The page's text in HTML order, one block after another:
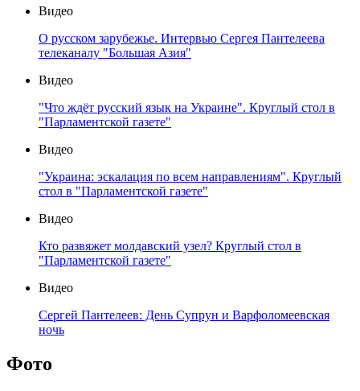
Видео
О русском зарубежье. Интервью Сергея Пантелеева
телеканалу "Большая Азия"
Видео
"Что ждёт русский язык на Украине". Круглый стол в
"Парламентской газете"
Видео
"Украина: эскалация по всем направлениям". Круглый
стол в "Парламентской газете"
Видео
Кто развяжет молдавский узел? Круглый стол в
"Парламентской газете"
Видео
Сергей Пантелеев: День Супрун и Варфоломеевская
ночь
Фото